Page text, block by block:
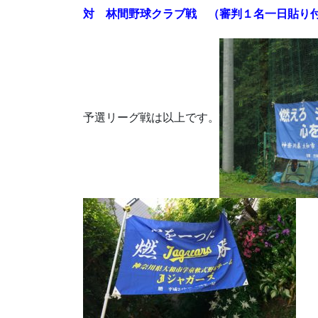
対 林間野球クラブ戦 （審判１名一日貼り
予選リーグ戦は以上です。